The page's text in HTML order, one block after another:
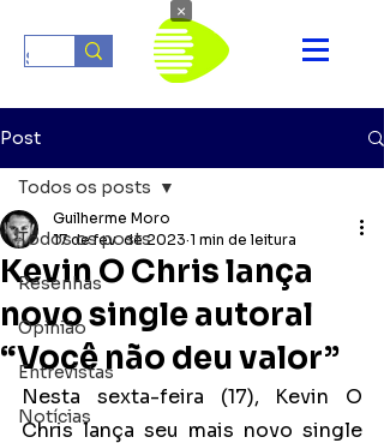
Post
Todos os posts
Resenhas
Opinião
Entrevistas
Notícias
Todos os posts
Kevin O Chris lança
novo single autoral
“Você não deu valor”
Guilherme Moro
17 de fev. de 2023 1 min de leitura
Nesta sexta-feira (17), Kevin O
Chris lança seu mais novo single
×